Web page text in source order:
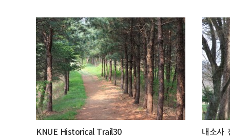
KNUE Historical Trail30
내소사